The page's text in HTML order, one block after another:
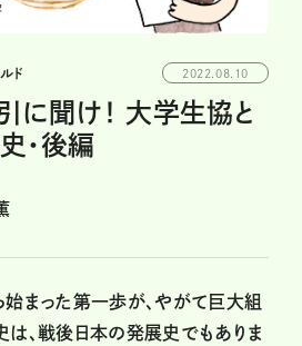
ド 2022.08.10
に聞け！ 大学生協と
・後編
始まった第一歩が、やがて巨大組
は、戦後日本の発展史でもありま